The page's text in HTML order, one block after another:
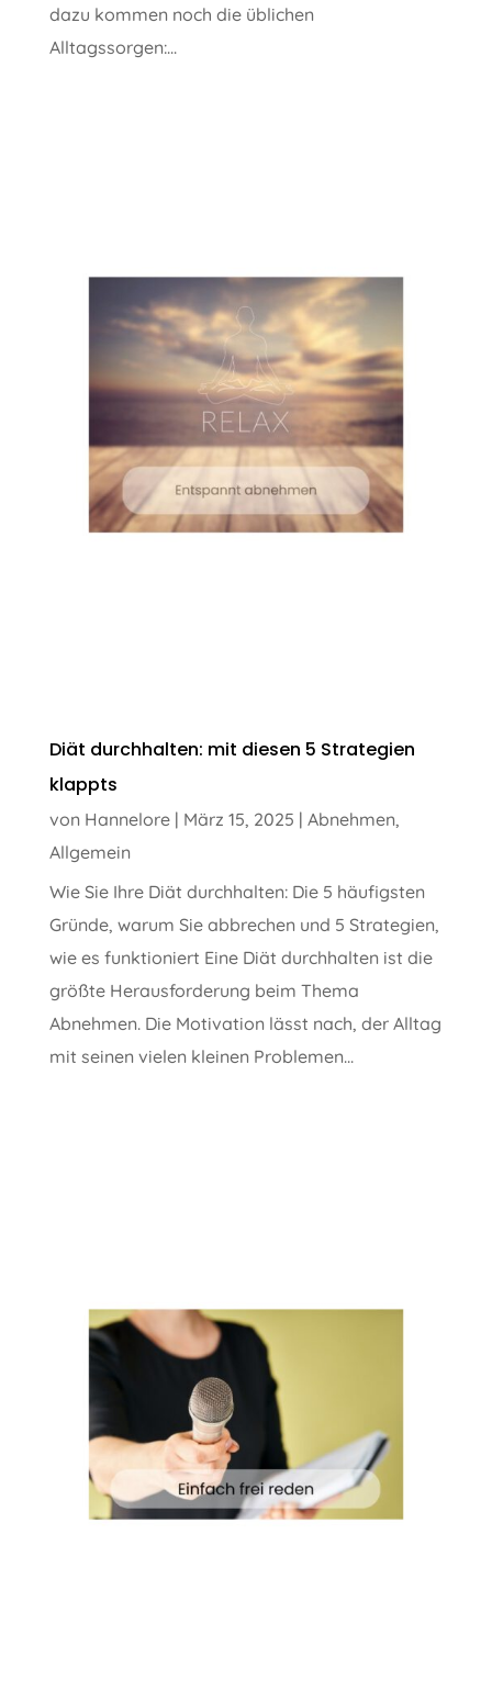
dazu kommen noch die üblichen
Alltagssorgen:...
Diät durchhalten: mit diesen 5 Strategien
klappts
von Hannelore| März 15, 2025 | Abnehmen,
Allgemein
Wie Sie Ihre Diät durchhalten: Die 5 häufigsten
Gründe, warum Sie abbrechen und 5 Strategien,
wie es funktioniert Eine Diät durchhalten ist die
größte Herausforderung beim Thema
Abnehmen. Die Motivation lässt nach, der Alltag
mit seinen vielen kleinen Problemen...